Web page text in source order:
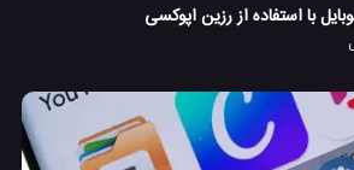
با استفاده از رزین اپوکسی